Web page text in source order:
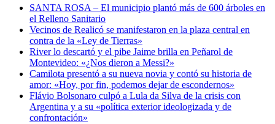
SANTA ROSA – El municipio plantó más de 600 árboles en
el Relleno Sanitario
Vecinos de Realicó se manifestaron en la plaza central en
contra de la «Ley de Tierras»
River lo descartó y el pibe Jaime brilla en Peñarol de
Montevideo: «¿Nos dieron a Messi?»
Camilota presentó a su nueva novia y contó su historia de
amor: «Hoy, por fin, podemos dejar de escondernos»
Flávio Bolsonaro culpó a Lula da Silva de la crisis con
Argentina y a su «política exterior ideologizada y de
confrontación»